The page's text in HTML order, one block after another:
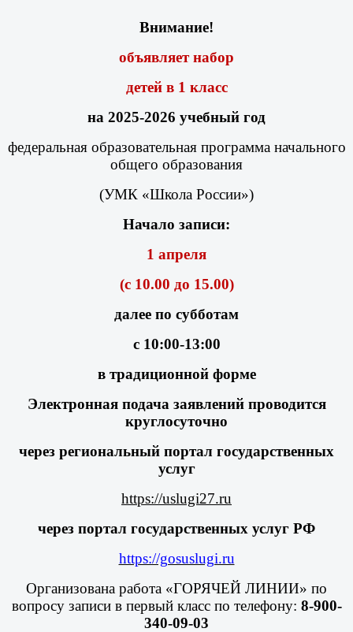
Внимание!
объявляет набор
детей в 1 класс
на 2025-2026 учебный год
федеральная образовательная программа начального
общего образования
(УМК «Школа России»)
Начало записи:
1 апреля
(с 10.00 до 15.00)
далее по субботам
с 10:00-13:00
в традиционной форме
Электронная подача заявлений проводится
круглосуточно
через региональный портал государственных
услуг
https://uslugi27.ru
через портал государственных услуг РФ
https://gosuslugi.ru
Организована работа «ГОРЯЧЕЙ ЛИНИИ» по
вопросу записи в первый класс по телефону: 8-900-
340-09-03